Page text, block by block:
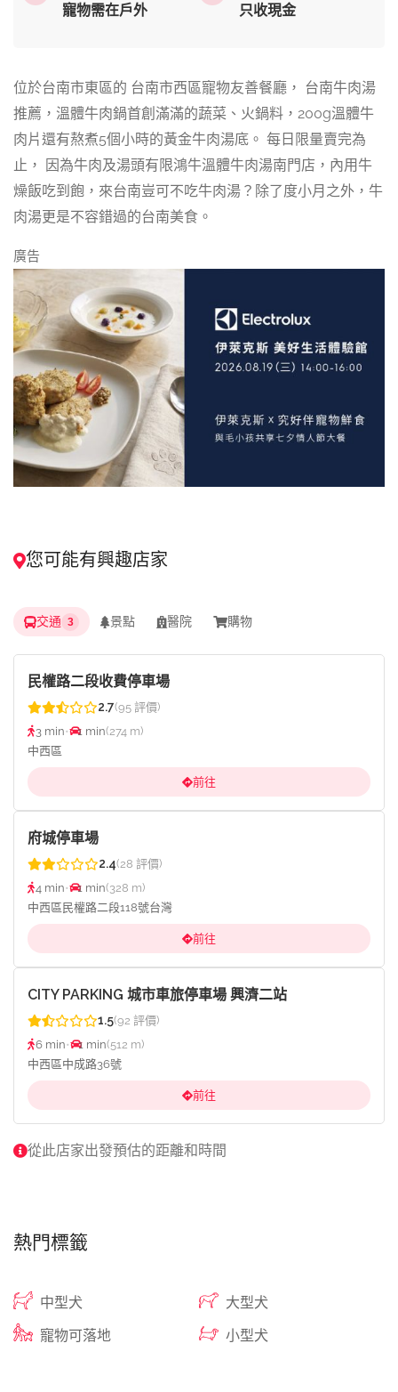
寵物需在戶外
只收現金
位於台南市東區的 台南市西區寵物友善餐廳， 台南牛肉湯
推薦，溫體牛肉鍋首創滿滿的蔬菜、火鍋料，200g溫體牛
肉片還有熬煮5個小時的黃金牛肉湯底。 每日限量賣完為
止， 因為牛肉及湯頭有限鴻牛溫體牛肉湯南門店，內用牛
燥飯吃到飽，來台南豈可不吃牛肉湯？除了度小月之外，牛
肉湯更是不容錯過的台南美食。
廣告
您可能有興趣店家
交通 3 景點 醫院 購物
民權路二段收費停車場
2.7(95 評價)
3 min• 1 min(274 m)
中西區
前往
府城停車場
2.4(28 評價)
4 min• 1 min(328 m)
中西區民權路二段118號台灣
前往
CITY PARKING 城市車旅停車場 興濟二站
1.5(92 評價)
6 min• 1 min(512 m)
中西區中成路36號
前往
從此店家出發預估的距離和時間
熱門標籤
中型犬
大型犬
寵物可落地
小型犬